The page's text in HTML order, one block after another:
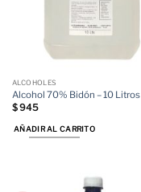
ALCOHOLES
Alcohol 70% Bidón – 10 Litros
$945
AÑADIR AL CARRITO